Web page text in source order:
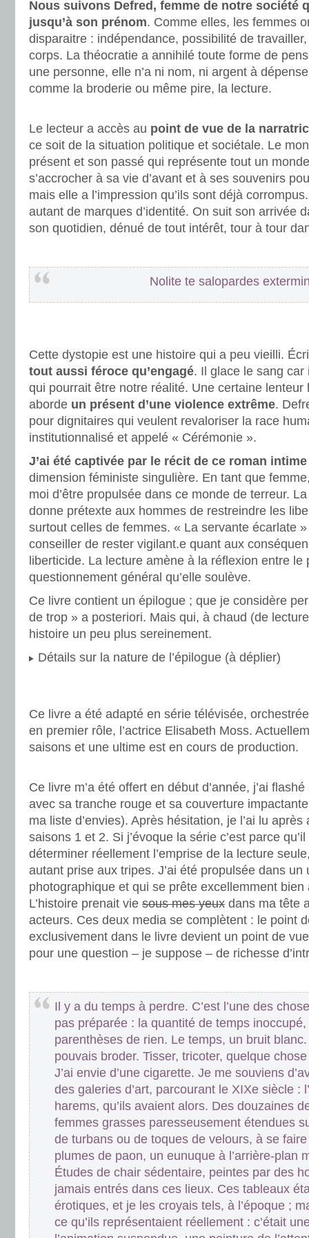
Nous suivons Defred, femme de notre société
jusqu’à son prénom. Comme elles, les femmes
disparaitre : indépendance, possibilité de
corps. La théocratie a annihilé toute forme de
une personne, elle n’a ni nom, ni argent à
comme la broderie ou même pire, la lecture.
Le lecteur a accès au point de vue de la
ce soit de la situation politique et sociétale. Le
présent et son passé qui représente tout un
s’accrocher à sa vie d’avant et à ses souvenirs
mais elle a l’impression qu’ils sont déjà
autant de marques d’identité. On suit son arrivée
son quotidien, dénué de tout intérêt, tour à tour
Nolite te salopardes
Cette dystopie est une histoire qui a peu vieilli.
tout aussi féroce qu’engagé. Il glace le sang
qui pourrait être notre réalité. Une certaine lenteur
aborde un présent d’une violence extrême.
pour dignitaires qui veulent revaloriser la race
institutionnalisé et appelé « Cérémonie ».
J’ai été captivée par le récit de ce roman intime
dimension féministe singulière. En tant que
moi d’être propulsée dans ce monde de terreur.
donne prétexte aux hommes de restreindre les
surtout celles de femmes. « La servante écarlate
conseiller de rester vigilant.e quant aux
liberticide. La lecture amène à la réflexion entre
questionnement général qu’elle soulève.
Ce livre contient un épilogue ; que je considère
de trop » a posteriori. Mais qui, à chaud (de
histoire un peu plus sereinement.
Détails sur la nature de l’épilogue (à déplier)
Ce livre a été adapté en série télévisée,
en premier rôle, l’actrice Elisabeth Moss.
saisons et une ultime est en cours de production.
Ce livre m’a été offert en début d’année, j’ai
avec sa tranche rouge et sa couverture
ma liste d’envies). Après hésitation, je l’ai lu
saisons 1 et 2. Si j’évoque la série c’est parce
déterminer réellement l’emprise de la lecture
autant prise aux tripes. J’ai été propulsée dans un
photographique et qui se prête excellemment
L’histoire prenait vie sous mes yeux dans ma tête
acteurs. Ces deux media se complètent : le point
exclusivement dans le livre devient un point de
pour une question – je suppose – de richesse
Il y a du temps à perdre. C’est l’une des
pas préparée : la quantité de temps
parenthèses de rien. Le temps, un bruit
pouvais broder. Tisser, tricoter, quelque
J’ai envie d’une cigarette. Je me souviens
des galeries d’art, parcourant le XIXe siècle :
harems, qu’ils avaient alors. Des douzaines
femmes grasses paresseusement étendues
de turbans ou de toques de velours, à se
plumes de paon, un eunuque à l’arrière-plan
Études de chair sédentaire, peintes par des
jamais entrés dans ces lieux. Ces tableaux
érotiques, et je les croyais tels, à l’époque ;
ce qu’ils représentaient réellement : c’était